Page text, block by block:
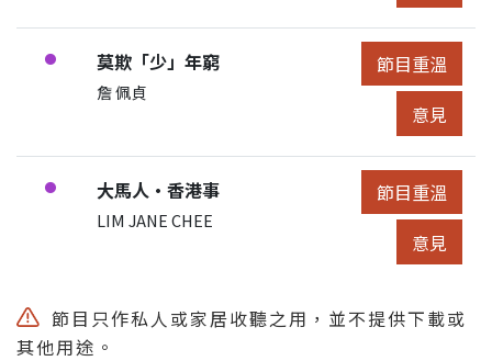
●
展開節目詳細
節目:
莫欺「少」年窮
申請人/團體:
詹 佩貞
節目重溫
節目重溫
節目意見
意見
●
展開節目詳細
節目:
大馬人·香港事
申請人/團體:
LIM JANE CHEE
節目重溫
節目重溫
節目意見
意見
節目只作私人或家居收聽之用，並不提供下載或
其他用途。